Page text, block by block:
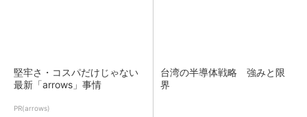
堅牢さ・コスパだけじゃない
最新「arrows」事情
PR(arrows)
台湾の半導体戦略 強みと限
界